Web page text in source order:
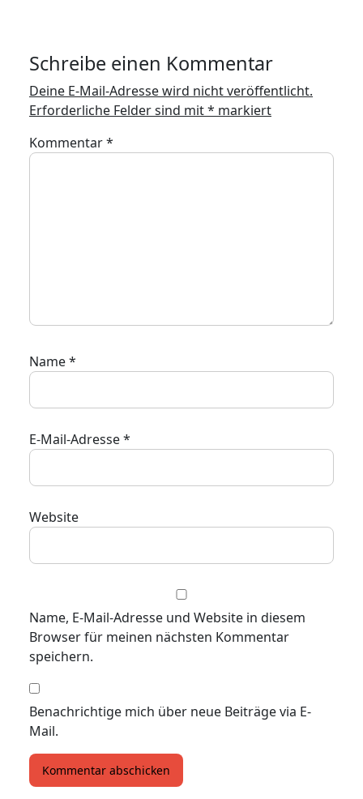
Schreibe einen Kommentar
Deine E-Mail-Adresse wird nicht veröffentlicht.
Erforderliche Felder sind mit* markiert
Kommentar*
Name*
E-Mail-Adresse*
Website
Name, E-Mail-Adresse und Website in diesem
Browser für meinen nächsten Kommentar
speichern.
Benachrichtige mich über neue Beiträge via E-
Mail.